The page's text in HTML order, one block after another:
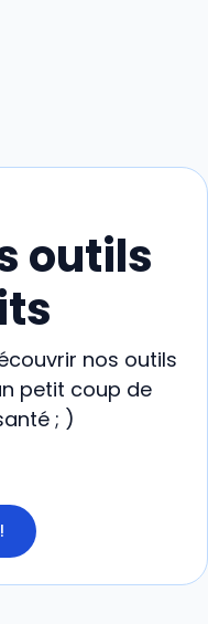
outils
nos outils
petit coup de
; )